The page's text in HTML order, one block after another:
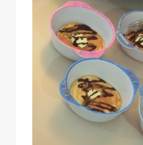
スタッフ紹介